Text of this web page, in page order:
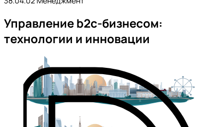
Управление b2c-бизнесом:
технологии и инновации